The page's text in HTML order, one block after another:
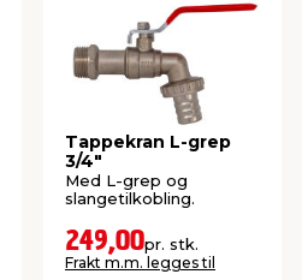
Tappekran L-grep
3/4"
Med L-grep og
slangetilkobling.
249,00pr. stk.
Frakt m.m. legges til